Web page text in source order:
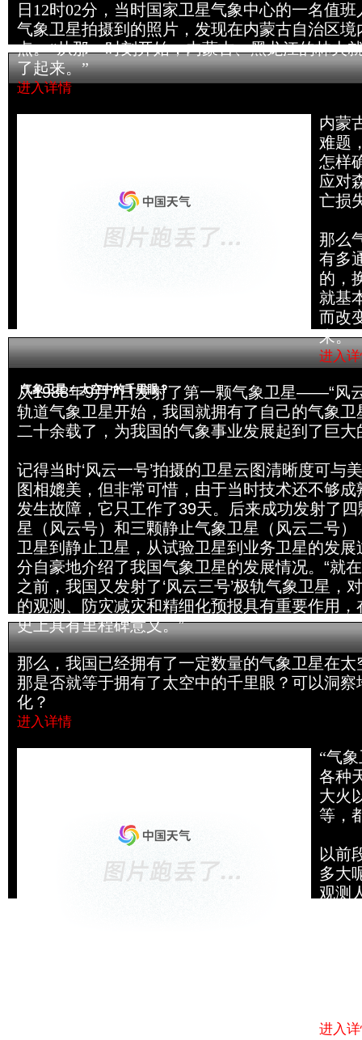
日12时02分，当时国家卫星气象中心的一名值
气象卫星拍摄到的照片，发现在内蒙古自治区境
点。“从那一时刻开始，内蒙古、黑龙江的林火
了起来。”
进入详情
内蒙
难题
怎样
应对
亡损
那么
有多
的，
就基
而改
来。”
进入
气象卫星 = 太空中的千里眼？
从1988年9月7日发射了第一颗气象卫星——“风
轨道气象卫星开始，我国就拥有了自己的气象卫
二十余载了，为我国的气象事业发展起到了巨大
记得当时‘风云一号’拍摄的卫星云图清晰度可与
图相媲美，但非常可惜，由于当时技术还不够
发生故障，它只工作了39天。后来成功发射了
星（风云号）和三颗静止气象卫星（风云二号）
卫星到静止卫星，从试验卫星到业务卫星的发展
分自豪地介绍了我国气象卫星的发展情况。“就
之前，我国又发射了‘风云三号’极轨气象卫星，
的观测、防灾减灾和精细化预报具有重要作用
史上具有里程碑意义。”
那么，我国已经拥有了一定数量的气象卫星在太
那是否就等于拥有了太空中的千里眼？可以洞察
化？
进入详情
“气
各种
大火
等，
以前
多大
观测
进入